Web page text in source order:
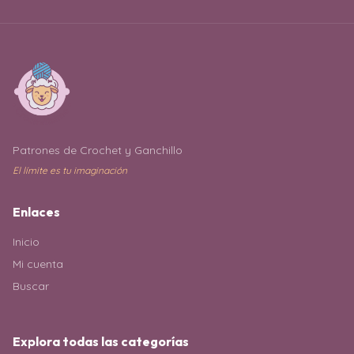
Patrones de Crochet y Ganchillo
El límite es tu imaginación
Enlaces
Inicio
Mi cuenta
Buscar
Explora todas las categorías